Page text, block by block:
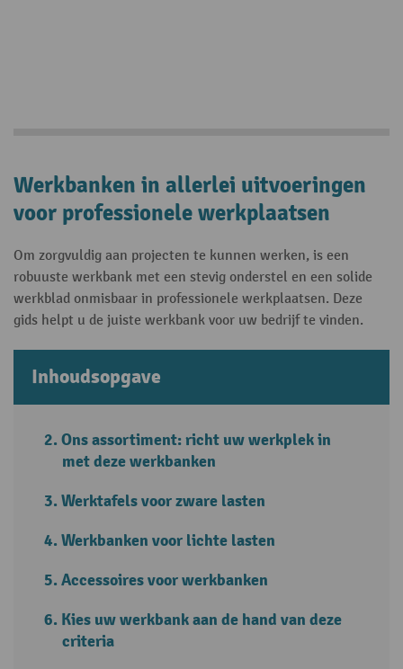
Werkbanken in allerlei uitvoeringen
voor professionele werkplaatsen
Om zorgvuldig aan projecten te kunnen werken, is een
robuuste werkbank met een stevig onderstel en een solide
werkblad onmisbaar in professionele werkplaatsen. Deze
gids helpt u de juiste werkbank voor uw bedrijf te vinden.
Inhoudsopgave
Ons assortiment: richt uw werkplek in
met deze werkbanken
Werktafels voor zware lasten
Werkbanken voor lichte lasten
Accessoires voor werkbanken
Kies uw werkbank aan de hand van deze
criteria